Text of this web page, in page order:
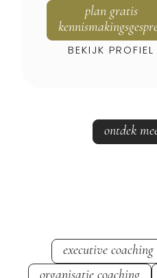
plan gratis
BEKIJK PROFIEL
ontdek
executive coaching
organisatie coaching